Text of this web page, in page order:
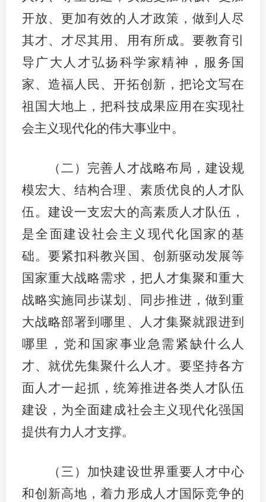
开放、更加有效的人才政策，做到人尽
其才、才尽其用、用有所成。要教育引
导广大人才弘扬科学家精神，服务国
家、造福人民、开拓创新，把论文写在
祖国大地上，把科技成果应用在实现社
会主义现代化的伟大事业中。
（二）完善人才战略布局，建设规
模宏大、结构合理、素质优良的人才队
伍。建设一支宏大的高素质人才队伍，
是全面建设社会主义现代化国家的基
础。要紧扣科教兴国、创新驱动发展等
国家重大战略需求，把人才集聚和重大
战略实施同步谋划、同步推进，做到重
大战略部署到哪里、人才集聚就跟进到
哪里，党和国家事业急需紧缺什么人
才、就优先集聚什么人才。要坚持各方
面人才一起抓，统筹推进各类人才队伍
建设，为全面建成社会主义现代化强国
提供有力人才支撑。
（三）加快建设世界重要人才中心
和创新高地，着力形成人才国际竞争的